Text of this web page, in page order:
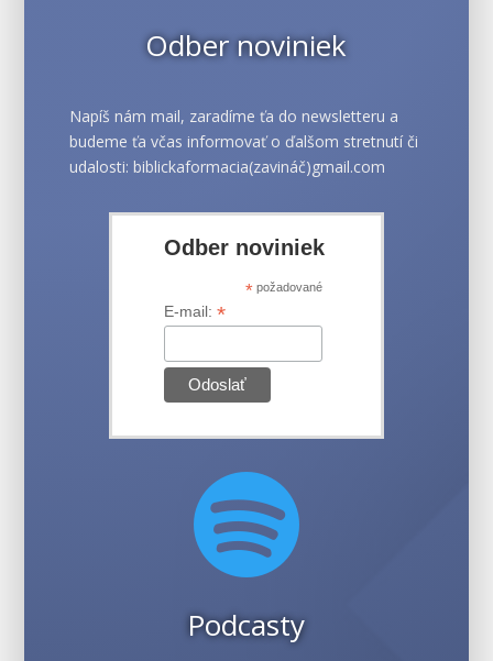
Odber noviniek
Napíš nám mail, zaradíme ťa do newsletteru a
budeme ťa včas informovať o ďalšom stretnutí či
udalosti: biblickaformacia(zavináč)gmail.com
Odber noviniek
*požadované
E-mail: *

Podcasty